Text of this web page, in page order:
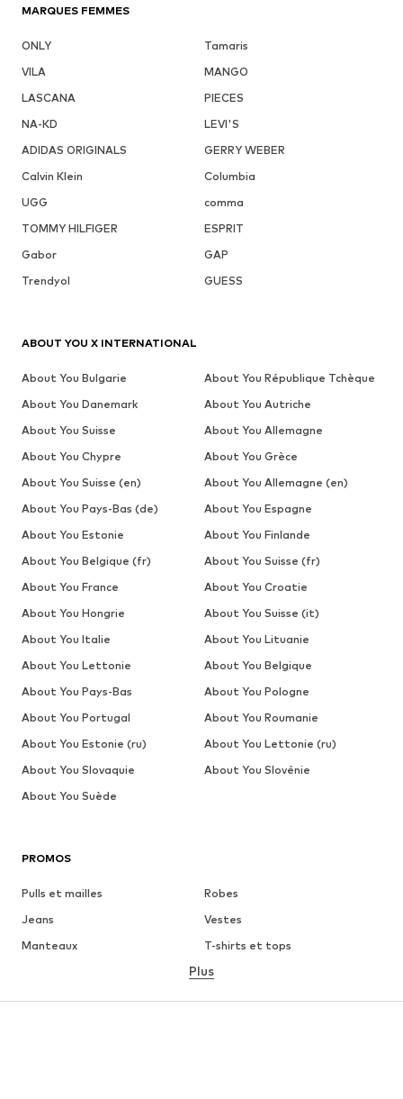
MARQUES FEMMES
ONLY
Tamaris
VILA
MANGO
LASCANA
PIECES
NA-KD
LEVI'S
ADIDAS ORIGINALS
GERRY WEBER
Calvin Klein
Columbia
UGG
comma
TOMMY HILFIGER
ESPRIT
Gabor
GAP
Trendyol
GUESS
PROMOS
Pulls et mailles
Robes
Jeans
Vestes
Manteaux
T-shirts et tops
Lingerie
Plus
ABOUT YOU X INTERNATIONAL
About You Bulgarie
About You République Tchèque
About You Danemark
About You Autriche
About You Suisse
About You Allemagne
About You Chypre
About You Grèce
About You Suisse (en)
About You Allemagne (en)
About You Pays-Bas (de)
About You Espagne
About You Estonie
About You Finlande
About You Belgique (fr)
About You Suisse (fr)
About You France
About You Croatie
About You Hongrie
About You Suisse (it)
About You Italie
About You Lituanie
About You Lettonie
About You Belgique
About You Pays-Bas
About You Pologne
About You Portugal
About You Roumanie
About You Estonie (ru)
About You Lettonie (ru)
About You Slovaquie
About You Slovénie
About You Suède